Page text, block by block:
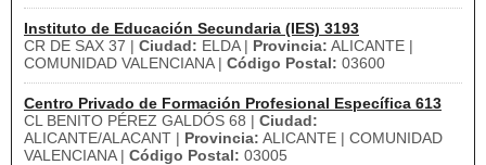
Instituto de Educación Secundaria (IES) 3193
CR DE SAX 37 | Ciudad: ELDA | Provincia: ALICANTE |
COMUNIDAD VALENCIANA | Código Postal: 03600
Centro Privado de Formación Profesional Específica 613
CL BENITO PÉREZ GALDÓS 68 | Ciudad:
ALICANTE/ALACANT | Provincia: ALICANTE | COMUNIDAD
VALENCIANA | Código Postal: 03005